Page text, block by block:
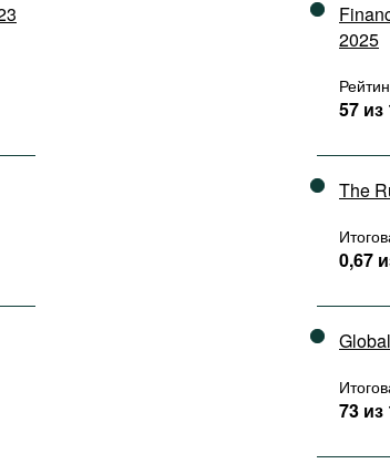
2025
57 из
The
0,67
73 из